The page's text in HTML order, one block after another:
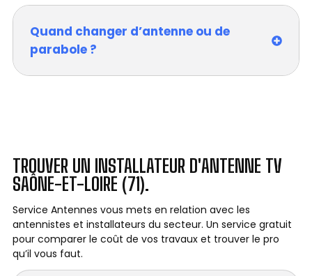
Quand changer d’antenne ou de
parabole ?
TROUVER UN INSTALLATEUR D'ANTENNE TV
SAÔNE-ET-LOIRE (71).
Service Antennes vous mets en relation avec les
antennistes et installateurs du secteur. Un service gratuit
pour comparer le coût de vos travaux et trouver le pro
qu’il vous faut.